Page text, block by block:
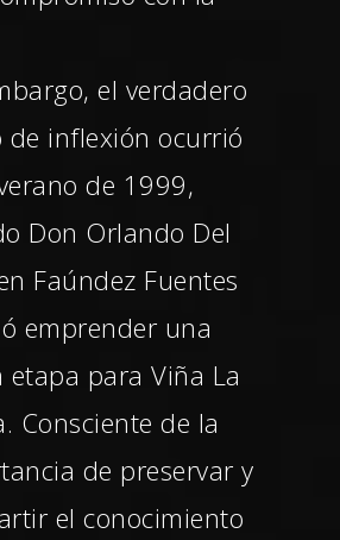
el verdadero
de inflexión ocurrió
de 1999,
Don Orlando Del
Faúndez Fuentes
emprender una
etapa para Viña La
Consciente de la
de preservar y
el conocimiento